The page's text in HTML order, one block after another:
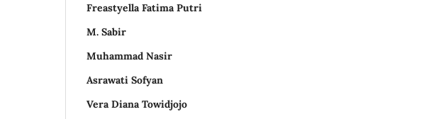
Freastyella Fatima Putri
M. Sabir
Muhammad Nasir
Asrawati Sofyan
Vera Diana Towidjojo